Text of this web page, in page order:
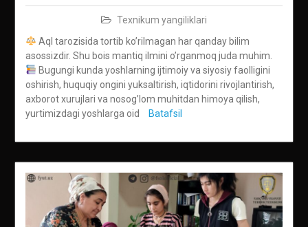
Texnikum yangiliklari
Aql tarozisida tortib ko’rilmagan har qanday bilim
asossizdir. Shu bois mantiq ilmini o’rganmoq juda muhim.
Bugungi kunda yoshlarning ijtimoiy va siyosiy faolligini
oshirish, huquqiy ongini yuksaltirish, iqtidorini rivojlantirish,
axborot xurujlari va nosog’lom muhitdan himoya qilish,
yurtimizdagi yoshlarga oid
Batafsil